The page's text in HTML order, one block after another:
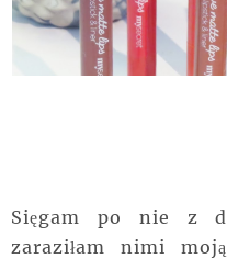
Sięgam po nie z
zaraziłam nimi